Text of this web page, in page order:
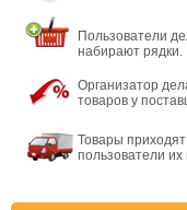
Пользователи
набирают рядки.
Организатор
товаров у
Товары приходят
пользователи их